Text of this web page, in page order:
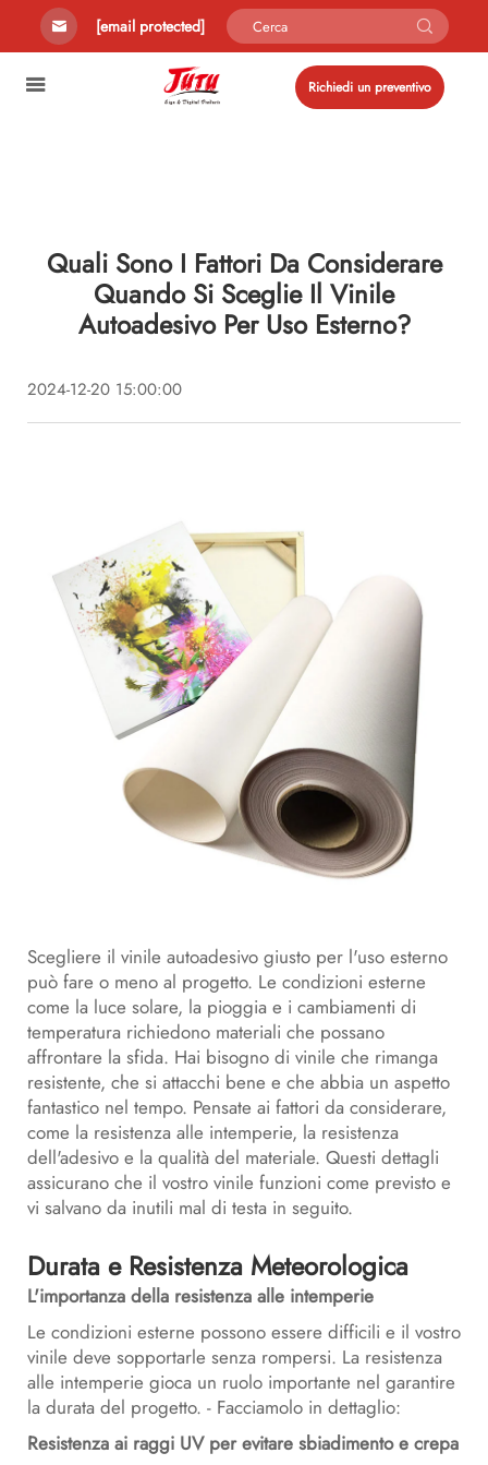
[email protected]
Richiedi un preventivo
Quali Sono I Fattori Da Considerare
Quando Si Sceglie Il Vinile
Autoadesivo Per Uso Esterno?
2024-12-20 15:00:00
Scegliere il vinile autoadesivo giusto per l'uso esterno
può fare o meno al progetto. Le condizioni esterne
come la luce solare, la pioggia e i cambiamenti di
temperatura richiedono materiali che possano
affrontare la sfida. Hai bisogno di vinile che rimanga
resistente, che si attacchi bene e che abbia un aspetto
fantastico nel tempo. Pensate ai fattori da considerare,
come la resistenza alle intemperie, la resistenza
dell'adesivo e la qualità del materiale. Questi dettagli
assicurano che il vostro vinile funzioni come previsto e
vi salvano da inutili mal di testa in seguito.
Durata e Resistenza Meteorologica
L'importanza della resistenza alle intemperie
Le condizioni esterne possono essere difficili e il vostro
vinile deve sopportarle senza rompersi. La resistenza
alle intemperie gioca un ruolo importante nel garantire
la durata del progetto. - Facciamolo in dettaglio:
Resistenza ai raggi UV per evitare sbiadimento e crepa